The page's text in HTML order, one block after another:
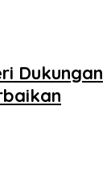
Dukungan